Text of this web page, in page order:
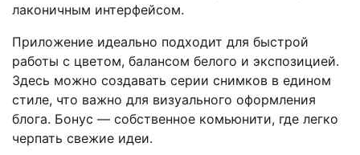
лаконичным интерфейсом.
Приложение идеально подходит для быстрой
работы с цветом, балансом белого и экспозицией.
Здесь можно создавать серии снимков в едином
стиле, что важно для визуального оформления
блога. Бонус — собственное комьюнити, где легко
черпать свежие идеи.